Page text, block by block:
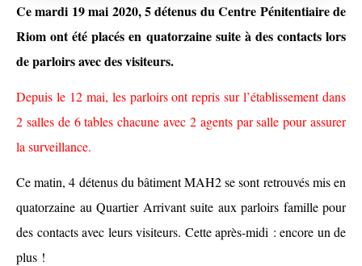
Ce mardi 19 mai 2020,5détenus du Centre Pénitentiaire de
Riom ont été placés en quatorzaine suite à des contacts lors
de parloirs avec des visiteurs.
Depuis le 12 mai, les parloirs ont repris sur l’établissement dans
2 salles de 6 tables chacune avec 2 agents par salle pour assurer
la surveillance.
Ce matin, 4 détenus du bâtiment MAH2 se sont retrouvés mis en
quatorzaine au Quartier Arrivant suite aux parloirs famille pour
des contacts avec leurs visiteurs. Cette après-midi : encore un de
plus !